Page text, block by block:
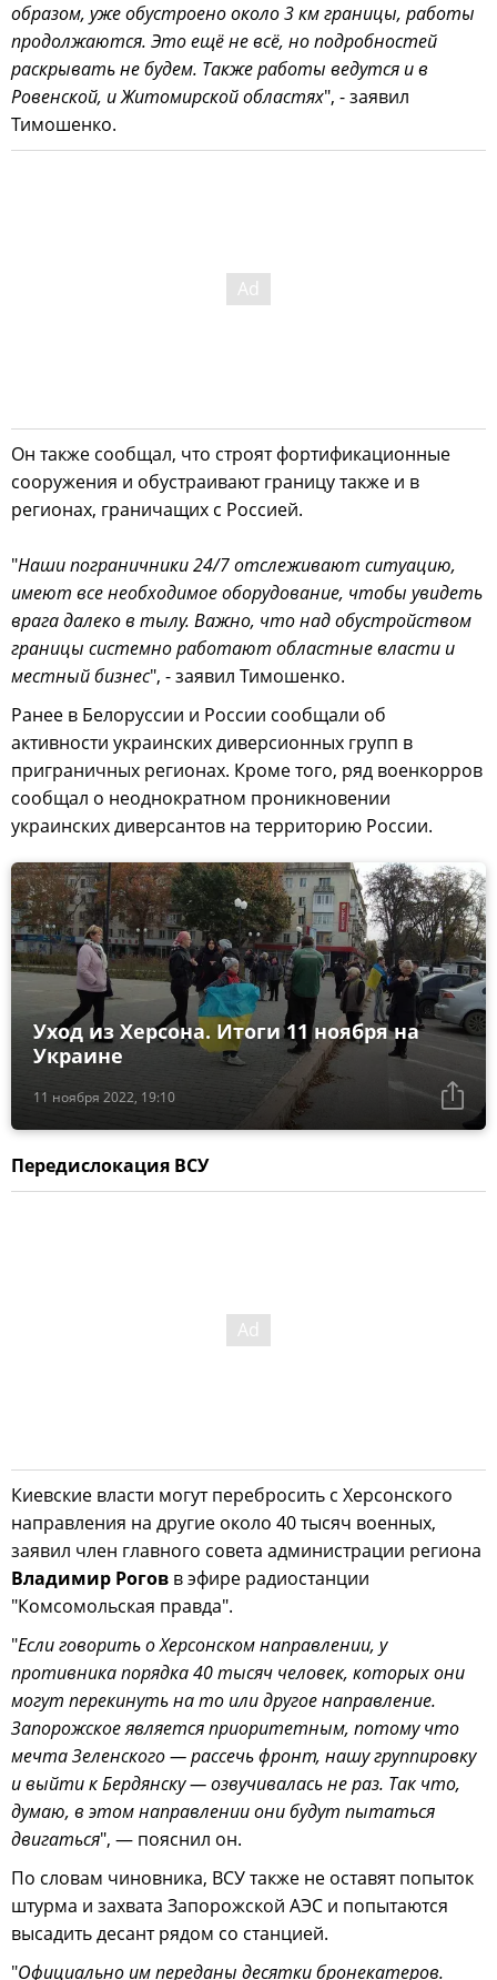
образом, уже обустроено около 3 км границы, работы
продолжаются. Это ещё не всё, но подробностей
раскрывать не будем. Также работы ведутся и в
Ровенской, и Житомирской областях", - заявил
Тимошенко.
Он также сообщал, что строят фортификационные
сооружения и обустраивают границу также и в
регионах, граничащих с Россией.
"Наши пограничники 24/7 отслеживают ситуацию,
имеют все необходимое оборудование, чтобы увидеть
врага далеко в тылу. Важно, что над обустройством
границы системно работают областные власти и
местный бизнес", - заявил Тимошенко.
Ранее в Белоруссии и России сообщали об
активности украинских диверсионных групп в
приграничных регионах. Кроме того, ряд военкорров
сообщал о неоднократном проникновении
украинских диверсантов на территорию России.
11 ноября 2022, 19:10
Уход из Херсона. Итоги 11 ноября на
Украине
Передислокация ВСУ
Киевские власти могут перебросить с Херсонского
направления на другие около 40 тысяч военных,
заявил член главного совета администрации региона
Владимир Рогов в эфире радиостанции
"Комсомольская правда".
"Если говорить о Херсонском направлении, у
противника порядка 40 тысяч человек, которых они
могут перекинуть на то или другое направление.
Запорожское является приоритетным, потому что
мечта Зеленского — рассечь фронт, нашу группировку
и выйти к Бердянску — озвучивалась не раз. Так что,
думаю, в этом направлении они будут пытаться
двигаться", — пояснил он.
По словам чиновника, ВСУ также не оставят попыток
штурма и захвата Запорожской АЭС и попытаются
высадить десант рядом со станцией.
"Официально им переданы десятки бронекатеров.